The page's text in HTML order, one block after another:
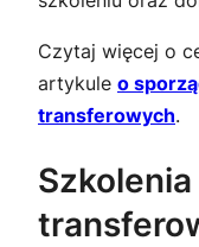
Czytaj więcej o
artykule o
transferowych.